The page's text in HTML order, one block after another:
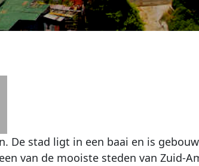
De stad ligt in een baai en is
van de mooiste steden van Zuid-